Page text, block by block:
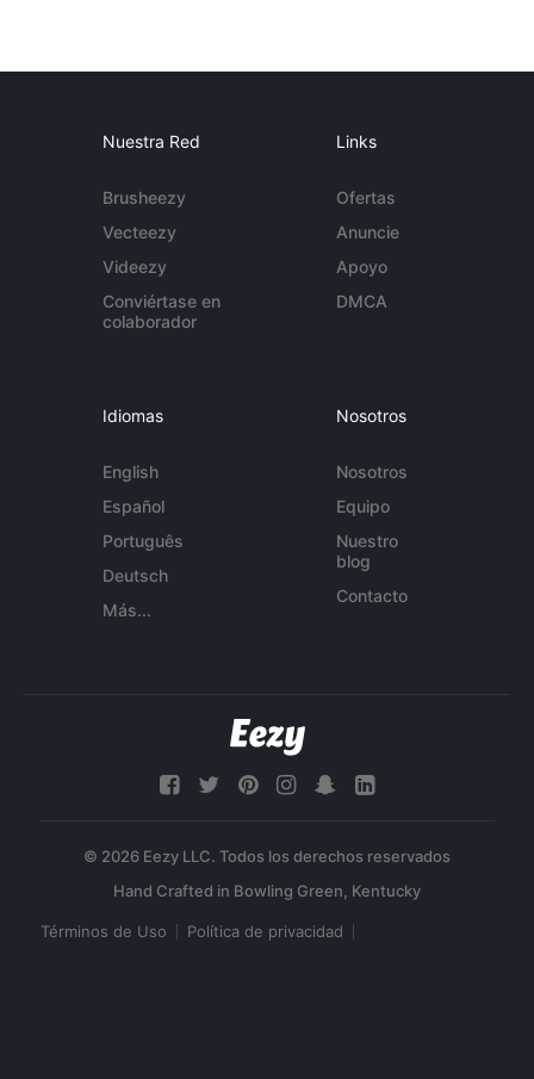
Nuestra Red
Brusheezy
Vecteezy
Videezy
Conviértase en
colaborador
Links
Ofertas
Anuncie
Apoyo
DMCA
Idiomas
English
Español
Português
Deutsch
Más...
Nosotros
Nosotros
Equipo
Nuestro
blog
Contacto
© 2026 Eezy LLC. Todos los derechos reservados
Términos de Uso Política de privacidad